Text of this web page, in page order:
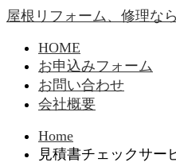
屋根リフォーム、修理な
HOME
お申込みフォーム
お問い合わせ
会社概要
Home
見積書チェックサー